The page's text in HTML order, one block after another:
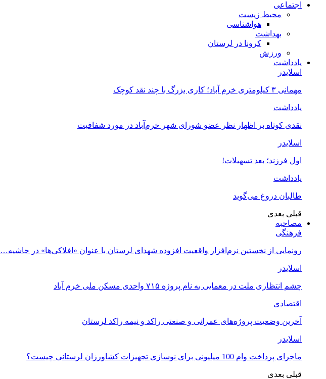
اجتماعی
محیط زیست
هواشناسی
بهداشت
کرونا در لرستان
ورزش
یادداشت
اسلایدر
مهمانی ۳ کیلومتری خرم آباد؛ کاری بزرگ با چند نقد کوچک
یادداشت
نقدی کوتاه بر اظهار نظر عضو شورای شهر خرم‌آباد در مورد شفافیت
اسلایدر
اول فرزند؛ بعد تسهیلات!
یادداشت
طالبان دروغ می‌گوید
قبلی بعدی
مصاحبه
فرهنگی
رونمایی از نخستین نرم‌افزار واقعیت افزوده شهدای لرستان با عنوان «افلاکی‌ها» در حاشیه…
اسلایدر
چشم انتظاری ملت در معمایی به نام پروژه ۷۱۵ واحدی مسکن ملی خرم آباد
اقتصادی
آخرین وضعیت پروژه‌های عمرانی و صنعتی راکد و نیمه راکد لرستان
اسلایدر
ماجرای پرداخت وام 100 میلیونی برای نوسازی تجهیزات کشاورزان لرستانی چیست؟
قبلی بعدی